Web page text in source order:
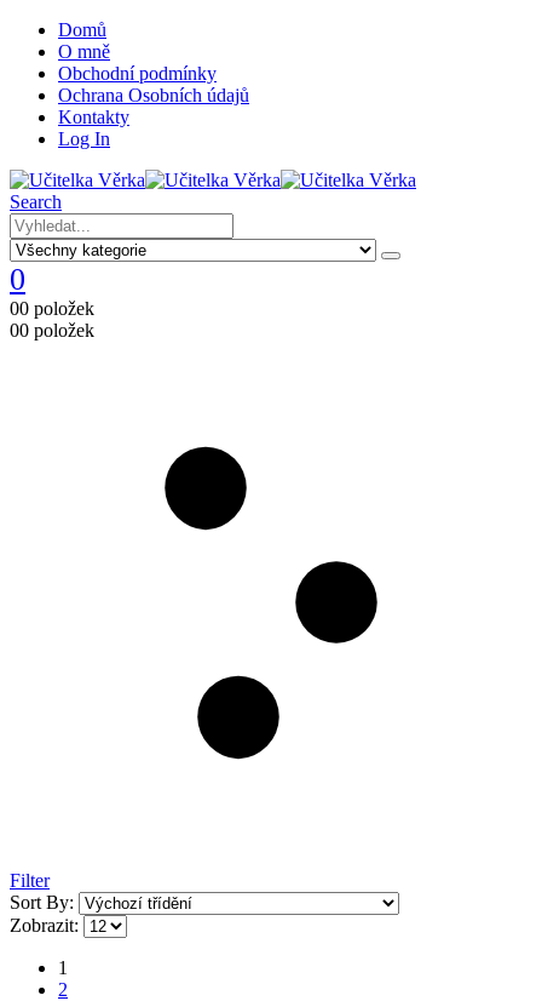
Domů
O mně
Obchodní podmínky
Ochrana Osobních údajů
Kontakty
Log In
Search
0
00 položek
00 položek
Filter
Sort By:
Zobrazit:
1
2